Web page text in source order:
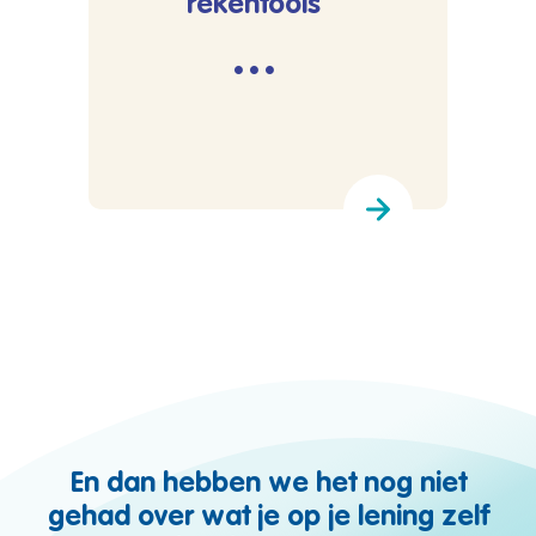
rekentools
···
En dan hebben we het nog niet
gehad over wat je op je lening zelf